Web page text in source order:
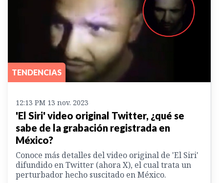
TENDENCIAS
12:13 PM 13 nov. 2023
'El Siri' video original Twitter, ¿qué se
sabe de la grabación registrada en
México?
Conoce más detalles del video original de 'El Siri'
difundido en Twitter (ahora X), el cual trata un
perturbador hecho suscitado en México.